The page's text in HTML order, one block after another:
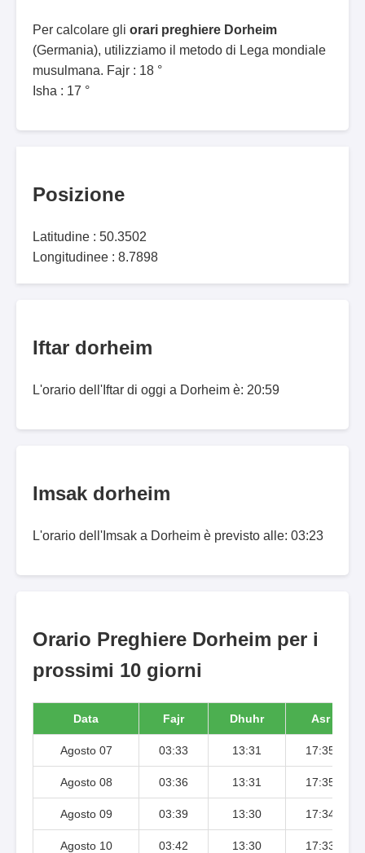
Per calcolare gli orari preghiere Dorheim
(Germania), utilizziamo il metodo di Lega mondiale
musulmana. Fajr : 18 °
Isha : 17 °
Posizione
Latitudine : 50.3502
Longitudinee : 8.7898
Iftar dorheim
L'orario dell'Iftar di oggi a Dorheim è: 20:59
Imsak dorheim
L'orario dell'Imsak a Dorheim è previsto alle: 03:23
Orario Preghiere Dorheim per i
prossimi 10 giorni
Data Fajr Dhuhr Asr
Agosto 07 03:33 13:31 17:35
Agosto 08 03:36 13:31 17:35
Agosto 09 03:39 13:30 17:34
Agosto 10 03:42 13:30 17:33